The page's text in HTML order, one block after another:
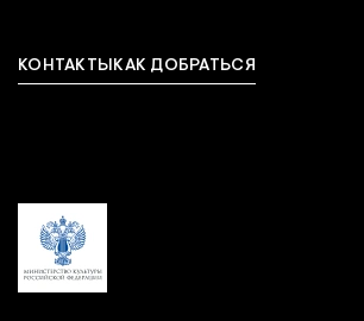
Связаться с
КОНТАКТЫКАК ДОБРАТЬСЯ